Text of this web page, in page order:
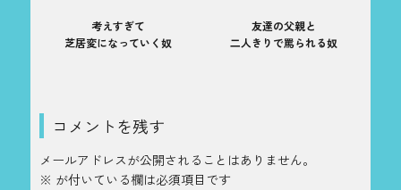
考えすぎて
芝居変になっていく奴
友達の父親と
二人きりで罵られる奴
コメントを残す
メールアドレスが公開されることはありません。
※ が付いている欄は必須項目です